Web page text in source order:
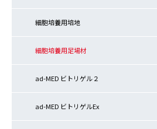
細胞培養用培地
細胞培養用足場材
ad-MED ビトリゲル２
ad-MED ビトリゲルEx